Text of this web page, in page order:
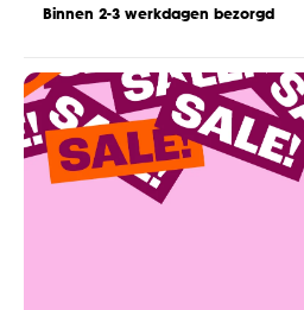
Binnen 2-3 werkdagen bezorgd